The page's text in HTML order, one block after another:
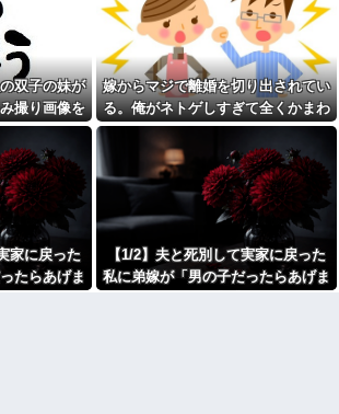
に遭遇...
の不満を
んだ末に
響くもの
を産ん
産祝いに
組さん
ｗｗｗｗ
のあのち
らにブッ
w w
ゃんの婚
ろコレは
たんです。本当です。信じて下
さい」 ←何でこの主張が通ら
ないの？
父がﾀﾋんだ翌日、彼女から
「今日はつきあって半年の記念
日だね！おめでとう！」とメー
ルが来た。それから連絡は無視
てそう言って」と連絡きたけど
話もしたくないんだよ…….他
弟「エレベーターで知らない
女に蹴られた！」私「何した
の？」→事情を聞いた家族全員
が「それは自業自得」と呆れて
しまい…
【呆然】 兄が『結婚したい』
と連れて来た女忄生がアレルギ
双子の妹が
撮り画像を
ね？とりあ
て」と脅し
嫁からマジで離婚を切り出されてい
る。俺がネトゲしすぎて全くかまわ
なかったのが原因らしく...
家に戻った
たらあげま
【1/2】夫と死別して実家に戻った
私に弟嫁が「男の子だったらあげま